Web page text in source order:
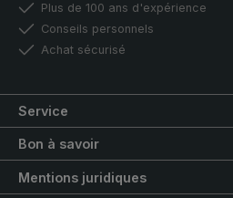
Plus de 100 ans d'expérience
Conseils personnels
Achat sécurisé
Service
Bon à savoir
Mentions juridiques